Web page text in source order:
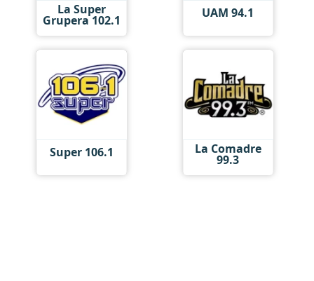
La Super
Grupera 102.1 UAM 94.1
Super 106.1 La Comadre
99.3